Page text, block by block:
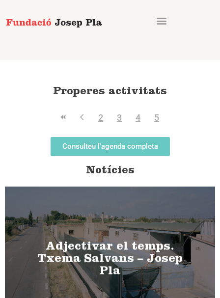
al
Properes activitats
2 3 4 5
Consulteu l'agenda completa
Notícies
Adjectivar el temps.
Txema Salvans – Josep
Pla